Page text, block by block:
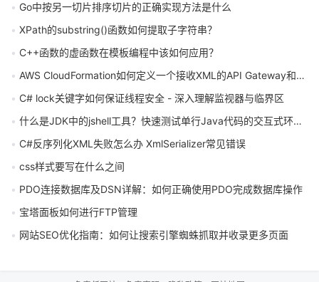
Go中按另一切片排序切片的正确实现方法是什么
XPath的substring()函数如何提取子字符串？
C++函数的虚函数在模板编程中该如何应用？
AWS CloudFormation如何定义一个接收XML的API Gateway和Lambda
C# lock关键字如何保证线程安全 - 深入理解监视器与临界区
什么是JDK中的jshell工具？快速测试单行Java代码的交互式环境怎么用
C#反序列化XML失败怎么办 XmlSerializer常见错误
css样式要写在什么之间
PDO连接数据库及DSN详解：如何正确使用PDO完成数据库操作
宝塔面板如何进行FTP管理
网站SEO优化指南：如何让搜索引擎蜘蛛抓取并收录更多页面